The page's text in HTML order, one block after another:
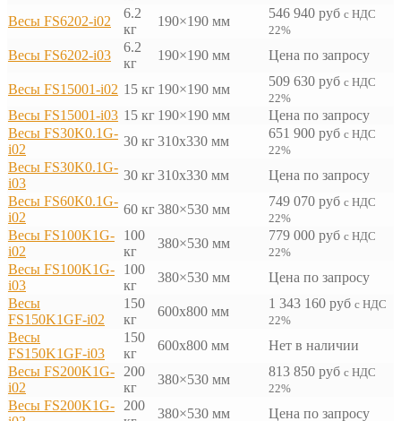
Весы FS6202-i02
6.2
кг
190×190 мм
546 940 руб с НДС
22%
Весы FS6202-i03
6.2
кг
190×190 мм Цена по запросу
Весы FS15001-i02 15 кг 190×190 мм
509 630 руб с НДС
22%
Весы FS15001-i03 15 кг 190×190 мм
Цена по запросу
Весы FS30K0.1G-
i02
30 кг 310х330 мм
651 900 руб с НДС
22%
Весы FS30K0.1G-
i03
30 кг 310х330 мм
Цена по запросу
Весы FS60K0.1G-
i02
60 кг 380×530 мм
749 070 руб с НДС
22%
Весы FS100K1G-
i02
100
кг
380×530 мм
779 000 руб с НДС
22%
Весы FS100K1G-
i03
100
кг
380×530 мм
Цена по запросу
Весы
FS150K1GF-i02
150
кг
600x800 мм
1 343 160 руб с НДС
22%
Весы
FS150K1GF-i03
150
кг
600x800 мм
Нет в наличии
Весы FS200K1G-
i02
200
кг
380×530 мм
813 850 руб с НДС
22%
Весы FS200K1G-
200
380×530 мм
Цена по запросу